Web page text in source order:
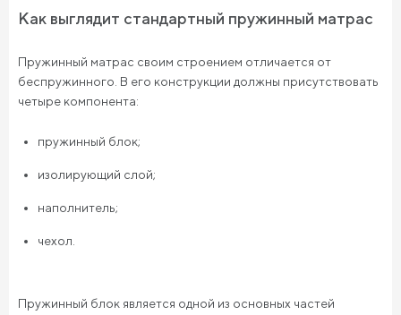
Как выглядит стандартный пружинный матрас
Пружинный матрас своим строением отличается от
беспружинного. В его конструкции должны присутствовать
четыре компонента:
пружинный блок;
изолирующий слой;
наполнитель;
чехол.
Пружинный блок является одной из основных частей